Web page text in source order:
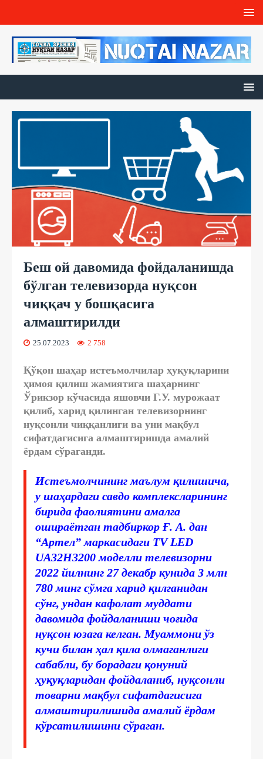
Беш ой давомида фойдаланишда
бўлган телевизорда нуқсон
чиққач у бошқасига
алмаштирилди
25.07.2023 2 758
Қўқон шаҳар истеъмолчилар ҳуқуқларини
ҳимоя қилиш жамиятига шаҳарнинг
Ўрикзор кўчасида яшовчи Г.У. мурожаат
қилиб, харид қилинган телевизорнинг
нуқсонли чиққанлиги ва уни мақбул
сифатдагисига алмаштиришда амалий
ёрдам сўраганди.
Истеъмолчининг маълум қилишича,
у шаҳардаги савдо комплексларининг
бирида фаолиятини амалга
ошираётган тадбиркор Ғ. А. дан
“Артел” маркасидаги TV LED
UA32H3200 моделли телевизорни
2022 йилнинг 27 декабр кунида 3 млн
780 минг сўмга харид қилганидан
сўнг, ундан кафолат муддати
давомида фойдаланиши чоғида
нуқсон юзага келган. Муаммони ўз
кучи билан ҳал қила олмаганлиги
сабабли, бу борадаги қонуний
ҳуқуқларидан фойдаланиб, нуқсонли
товарни мақбул сифатдагисига
алмаштирилишида амалий ёрдам
кўрсатилишини сўраган.